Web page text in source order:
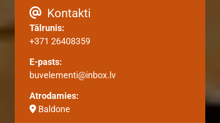
 Kontakti
Tālrunis:
+371 26408359
E-pasts:
buvelementi@inbox.lv
Atrodamies:
 Baldone